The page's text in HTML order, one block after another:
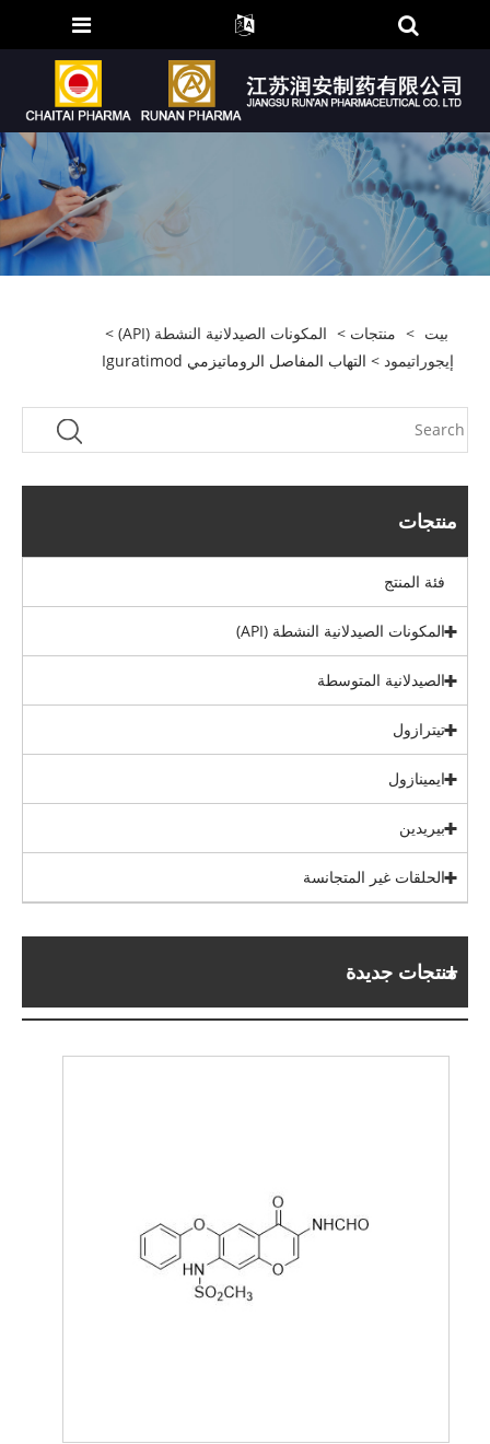
بيت > منتجات > المكونات الصيدلانية النشطة (API)
>
إيجوراتيمود > التهاب المفاصل الروماتيزمي Iguratimod
منتجات
فئة المنتج
المكونات الصيدلانية النشطة (API)
الصيدلانية المتوسطة
تيترازول
ايمينازول
بيريدين
الحلقات غير المتجانسة
منتجات جديدة